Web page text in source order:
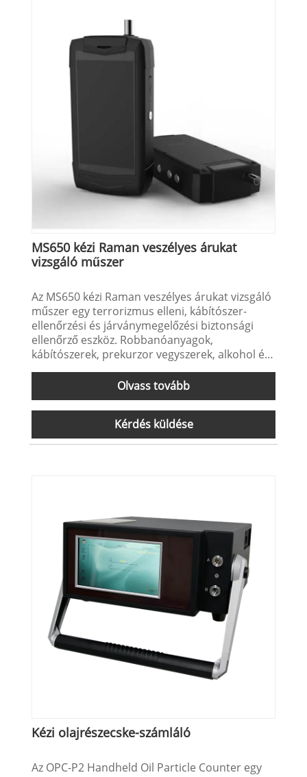
MS650 kézi Raman veszélyes árukat
vizsgáló műszer
Az MS650 kézi Raman veszélyes árukat vizsgáló
műszer egy terrorizmus elleni, kábítószer-
ellenőrzési és járványmegelőzési biztonsági
ellenőrző eszköz. Robbanóanyagok,
kábítószerek, prekurzor vegyszerek, alkohol és
pszichotróp szerek Raman spektrumú
detektálására használják különféle formákban,
például folyékony, szilárd, por és vizes oldat
formájában. A berendezés a legfejlettebb
lézeres Raman spektroszkópiai elemzési
módszert alkalmazza, amely magában foglalja
bekapcsoláskor automatikusan kalibrálódik. A
kézi lézeres Raman spektrométer kis méretű,
könnyű súlyú, könnyen hordozható,
egyszerűen kezelhető, és pontosan és gyorsan
képes kimutatni és elemezni az anyagok
összetételét.
Olvass tovább
Kérdés küldése
Kézi olajrészecske-számláló
Az OPC-P2 Handheld Oil Particle Counter egy